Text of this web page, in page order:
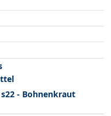
s22 - Bohnenkraut